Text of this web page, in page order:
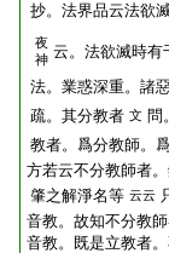
抄。法界品云法欲
夜
神 云。法欲滅時有
法。業惑深重。諸
疏。其分教者 文 問
教者。爲分教師。
方若云不分教師者
肇之解淨名等 云云
音教。故知不分教
音教。既是立教者